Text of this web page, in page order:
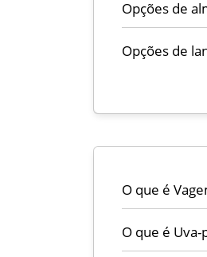
Opções de
Opções de
O que é
O que é Uva-